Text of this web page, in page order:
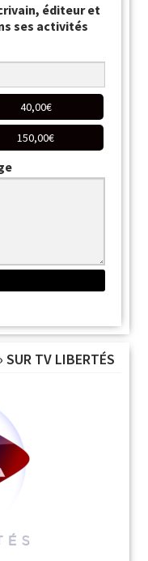
éditeur et
ses activités
40,00€
150,00€
SUR TV LIBERTÉS